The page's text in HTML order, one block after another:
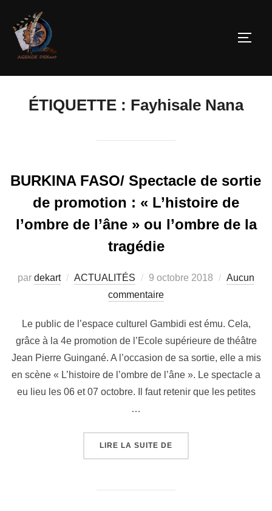
ÉTIQUETTE : Fayhisale Nana
BURKINA FASO/ Spectacle de sortie
de promotion : « L’histoire de
l’ombre de l’âne » ou l’ombre de la
tragédie
par dekart ACTUALITÉS 9 octobre 2018
Aucun
commentaire
Le public de l’espace culturel Gambidi est ému. Cela,
grâce à la 4e promotion de l’Ecole supérieure de théâtre
Jean Pierre Guingané. A l’occasion de sa sortie, elle a mis
en scène « L’histoire de l’ombre de l’âne ». Le spectacle a
eu lieu les 06 et 07 octobre. Il faut retenir que les petites
…
LIRE LA SUITE DE